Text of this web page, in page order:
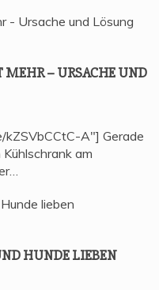
MEHR – URSA­CHE UND
kZSVbCCtC-A"] Gerade
am
HUN­DE LIEBEN